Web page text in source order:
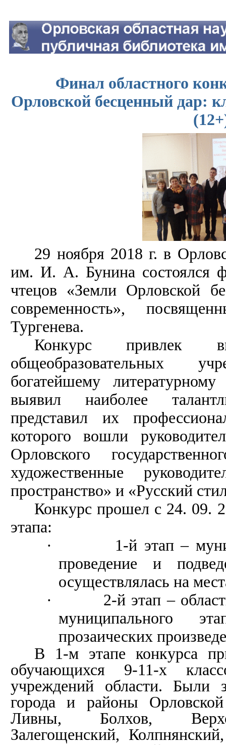
Финал областного
Орловской бесценный дар:
29 ноября 2018 г. в
им. И. А. Бунина состоялся
чтецов «Земли Орловской
современность»,
Тургенева.
Конкурс привлек
общеобразовательных
богатейшему
выявил наиболее
представил их
которого вошли
Орловского
художественные
пространство» и «Русский
Конкурс прошел с 24. 09.
этапа:
·
1-й этап –
проведение и
осуществлялась на
·
2-й этап –
муниципального
прозаических
В 1-м этапе конкурса
обучающихся 9-11-х
учреждений области. Были
города и районы
Ливны, Болхов,
Залегощенский,